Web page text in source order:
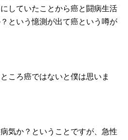
していたことから癌と闘病生活
という憶測が出て癌という噂が
ころ癌ではないと僕は思いま
気か？ということですが、急性